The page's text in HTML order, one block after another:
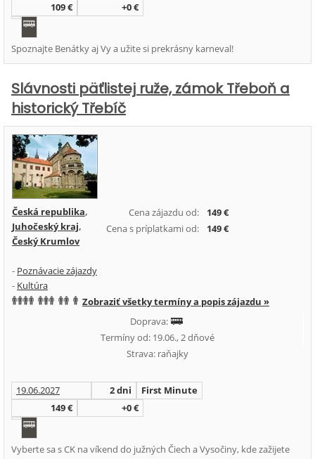
109 €
+0 €
Spoznajte Benátky aj Vy a užite si prekrásny karneval!
Slávnosti päťlistej ruže, zámok Třeboň a
historický Třebíč
Cena zájazdu od:
149 €
Cena s príplatkami od:
149 €
Česká republika,
Juhočeský kraj,
Český Krumlov
- Poznávacie zájazdy
- Kultúra
Zobraziť všetky termíny a popis zájazdu »
Doprava:
Termíny od: 19.06., 2 dňové
Strava: raňajky
19.06.2027 2 dni
First Minute
149 €
+0 €
Vyberte sa s CK na víkend do južných Čiech a Vysočiny, kde zažijete